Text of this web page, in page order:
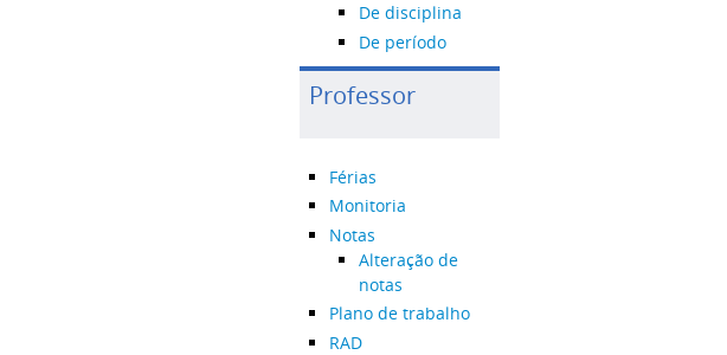
De disciplina
De período
Professor
Férias
Monitoria
Notas
Alteração de
notas
Plano de trabalho
RAD